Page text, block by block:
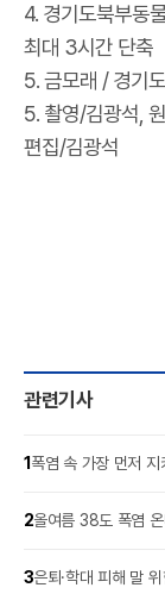
4. 경기도북부동
최대 3시간 단축
5. 금모래 / 경기
5. 촬영/김광석,
편집/김광석
관련기사
1폭염 속 가장 먼저
2올여름 38도 폭염
3은퇴·학대 피해 말